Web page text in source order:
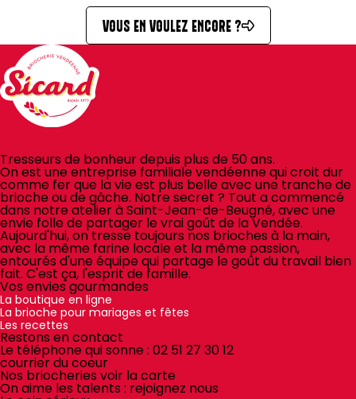
VOUS EN VOULEZ ENCORE ?
Tresseurs de bonheur depuis plus de 50 ans.
On est une entreprise familiale vendéenne qui croit dur
comme fer que la vie est plus belle avec une tranche de
brioche ou de gâche. Notre secret ? Tout a commencé
dans notre atelier à Saint-Jean-de-Beugné, avec une
envie folle de partager le vrai goût de la Vendée.
Aujourd'hui, on tresse toujours nos brioches à la main,
avec la même farine locale et la même passion,
entourés d'une équipe qui partage le goût du travail bien
fait. C'est ça, l'esprit de famille.
Vos envies gourmandes
La boutique en ligne
La brioche pour mariages et fêtes
Les recettes
Restons en contact
Le téléphone qui sonne : 02 51 27 30 12
courrier du coeur
Nos briocheries voir la carte
On aime les talents : rejoignez nous